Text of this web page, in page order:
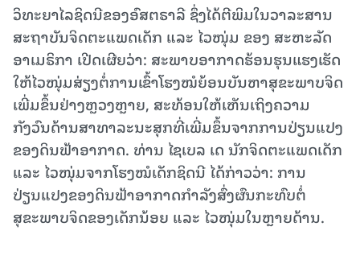
ວິທະຍາໄລຊິດນີຂອງອົສຕຣາລີ ຊຶ່ງໄດ້ຕີພິມໃນວາລະສານ
ສະຖາບັນຈິດຕະແພດເດັກ ແລະ ໄວໜຸ່ມ ຂອງ ສະຫະລັດ
ອາເມຣິກາ ເປີດເຜີຍວ່າ: ສະພາບອາກາດຮ້ອນຮຸນແຮງເຮັດ
ໃຫ້ໄວໜຸ່ມສ່ຽງຕໍ່ການເຂົ້າໂຮງໝໍຍ້ອນບັນຫາສຸຂະພາບຈິດ
ເພີ່ມຂຶ້ນຢ່າງຫຼວງຫຼາຍ, ສະທ້ອນໃຫ້ເຫັນເຖິງຄວາມ
ກັງວົນດ້ານສາທາລະນະສຸກທີ່ເພີ່ມຂຶ້ນຈາກການປ່ຽນແປງ
ຂອງດິນຟ້າອາກາດ. ທ່ານ ໄຊເບລ ເດ ນັກຈິດຕະແພດເດັກ
ແລະ ໄວໜຸ່ມຈາກໂຮງໝໍເດັກຊິດນີ ໄດ້ກ່າວວ່າ: ການ
ປ່ຽນແປງຂອງດິນຟ້າອາກາດກຳລັງສົ່ງຜົນກະທົບຕໍ່
ສຸຂະພາບຈິດຂອງເດັກນ້ອຍ ແລະ ໄວໜຸ່ມໃນຫຼາຍດ້ານ.